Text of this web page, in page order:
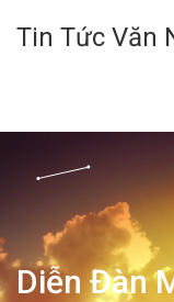
Tin Tức Văn
Diễn Đàn